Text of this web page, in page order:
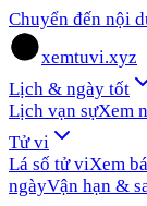
Chuyển đến nội
xemtuvi.xyz
Lịch & ngày tốt
Lịch vạn sựXem
Tử vi
Lá số tử viXem
ngàyVận hạn &